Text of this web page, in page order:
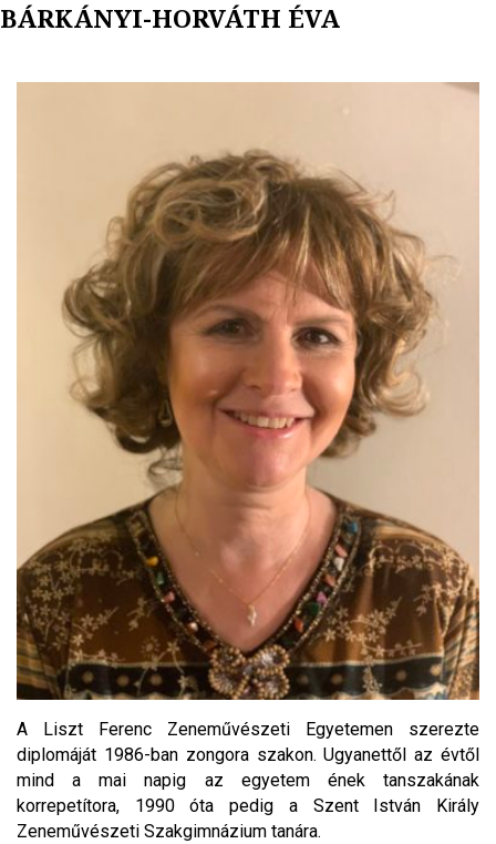
BÁRKÁNYI-HORVÁTH ÉVA
A Liszt Ferenc Zeneművészeti Egyetemen szerezte
diplomáját 1986-ban zongora szakon. Ugyanettől az évtől
mind a mai napig az egyetem ének tanszakának
korrepetítora, 1990 óta pedig a Szent István Király
Zeneművészeti Szakgimnázium tanára.